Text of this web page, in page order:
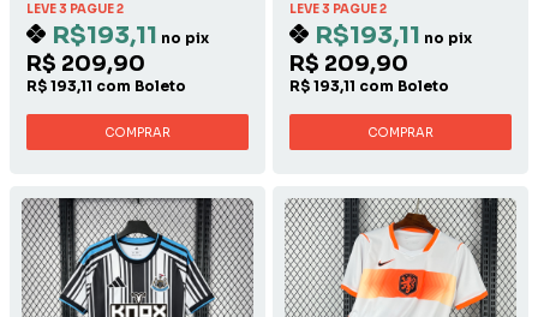
LEVE 3 PAGUE 2
R$193,11 no pix
R$ 209,90
R$ 193,11 com Boleto
COMPRAR
LEVE 3 PAGUE 2
R$193,11 no pix
R$ 209,90
R$ 193,11 com Boleto
COMPRAR